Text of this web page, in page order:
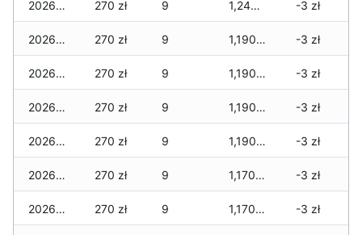
2026-01-21 270 zł 9 1,240 zł -3 zł
2026-01-20 270 zł 9 1,190 zł -3 zł
2026-01-19 270 zł 9 1,190 zł -3 zł
2026-01-18 270 zł 9 1,190 zł -3 zł
2026-01-17 270 zł 9 1,190 zł -3 zł
2026-01-16 270 zł 9 1,170 zł -3 zł
2026-01-15 270 zł 9 1,170 zł -3 zł